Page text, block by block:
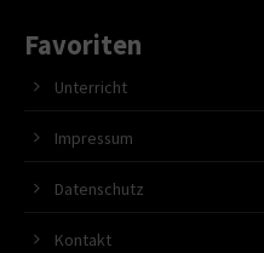
Favoriten
Unterricht
Impressum
Datenschutz
Kontakt